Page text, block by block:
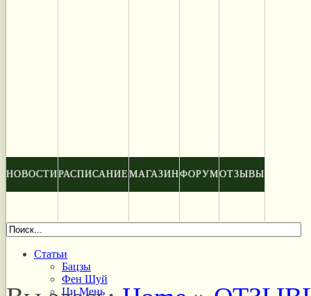
НОВОСТИРАСПИСАНИЕ МАГАЗИНФОРУМОТЗЫВЫ
Статьи
Бацзы
Фен Шуй
Ци Мень